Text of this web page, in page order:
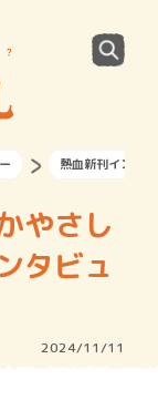
熱血新刊インタ
やさし
タビュ
2024/11/11